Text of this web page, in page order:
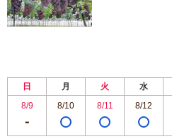
日 月 火 水
8/9
8/10 8/11 8/12